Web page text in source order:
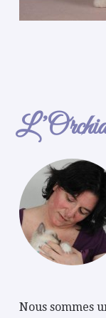
Nous sommes